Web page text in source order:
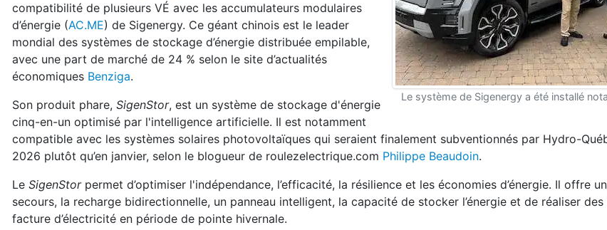
Le système de Sigenergy a été installé
compatibilité de plusieurs VÉ avec les accumulateurs modulaires
d’énergie (AC.ME) de Sigenergy. Ce géant chinois est le leader
mondial des systèmes de stockage d’énergie distribuée empilable,
avec une part de marché de 24 % selon le site d’actualités
économiques Benziga.
Son produit phare, SigenStor, est un système de stockage d'énergie
cinq-en-un optimisé par l'intelligence artificielle. Il est notamment
compatible avec les systèmes solaires photovoltaïques qui seraient finalement subventionnés par Hydro-
2026 plutôt qu’en janvier, selon le blogueur de roulezelectrique.com Philippe Beaudoin.
Le SigenStorpermet d’optimiser l'indépendance, l’efficacité, la résilience et les économies d’énergie. Il offre
secours, la recharge bidirectionnelle, un panneau intelligent, la capacité de stocker l’énergie et de réaliser
facture d’électricité en période de pointe hivernale.